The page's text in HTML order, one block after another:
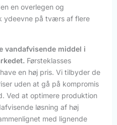
en overlegen og
ydeevne på tværs af flere
vandafvisende middel i
Førsteklasses
en høj pris. Vi tilbyder de
uden at gå på kompromis
Ved at optimere produktion
løsning af høj
med lignende